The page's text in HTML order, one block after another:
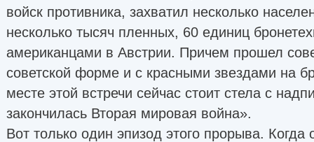
войск противника, захватил несколько
несколько тысяч пленных, 60 единиц
американцами в Австрии. Причем прошел
советской форме и с красными звездами на
месте этой встречи сейчас стоит стела с
закончилась Вторая мировая война».
Вот только один эпизод этого прорыва. Когда